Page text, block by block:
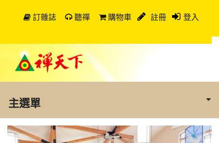
訂雜誌 聽禪 購物車 註冊 登入
主選單